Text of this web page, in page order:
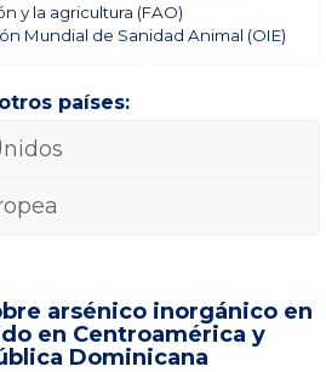
y la agricultura (FAO)
Mundial de Sanidad Animal (OIE)
países:
arsénico inorgánico en
en Centroamérica y
Dominicana